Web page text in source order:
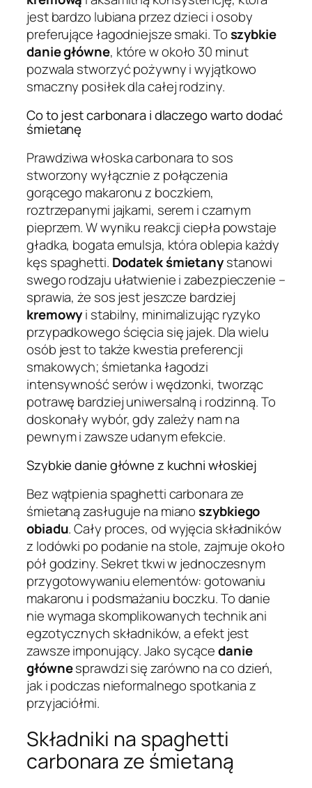
jest bardzo lubiana przez dzieci i osoby
preferujące łagodniejsze smaki. Toszybkie
danie główne, które w około 30 minut
pozwala stworzyć pożywny i wyjątkowo
smaczny posiłek dla całej rodziny.
Co to jest carbonara i dlaczego warto dodać
śmietanę
Prawdziwa włoska carbonara to sos
stworzony wyłącznie z połączenia
gorącego makaronu z boczkiem,
roztrzepanymi jajkami, serem i czarnym
pieprzem. W wyniku reakcji ciepła powstaje
gładka, bogata emulsja, która oblepia każdy
kęs spaghetti. Dodatek śmietanystanowi
swego rodzaju ułatwienie i zabezpieczenie –
sprawia, że sos jest jeszcze bardziej
kremowyi stabilny, minimalizując ryzyko
przypadkowego ścięcia się jajek. Dla wielu
osób jest to także kwestia preferencji
smakowych; śmietanka łagodzi
intensywność serów i wędzonki, tworząc
potrawę bardziej uniwersalną i rodzinną. To
doskonały wybór, gdy zależy nam na
pewnym i zawsze udanym efekcie.
Szybkie danie główne z kuchni włoskiej
Bez wątpienia spaghetti carbonara ze
śmietaną zasługuje na mianoszybkiego
obiadu. Cały proces, od wyjęcia składników
z lodówki po podanie na stole, zajmuje około
pół godziny. Sekret tkwi w jednoczesnym
przygotowywaniu elementów: gotowaniu
makaronu i podsmażaniu boczku. To danie
nie wymaga skomplikowanych technik ani
egzotycznych składników, a efekt jest
zawsze imponujący. Jako sycącedanie
głównesprawdzi się zarówno na co dzień,
jak i podczas nieformalnego spotkania z
przyjaciółmi.
Składniki na spaghetti
carbonara ze śmietaną